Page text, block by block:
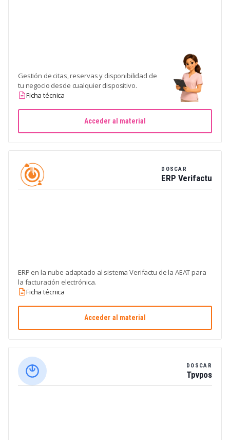
Gestión de citas, reservas y disponibilidad de
tu negocio desde cualquier dispositivo.
Ficha técnica
Acceder al material
DOSCAR
ERP Verifactu
ERP en la nube adaptado al sistema Verifactu de la AEAT para
la facturación electrónica.
Ficha técnica
Acceder al material
DOSCAR
Tpvpos